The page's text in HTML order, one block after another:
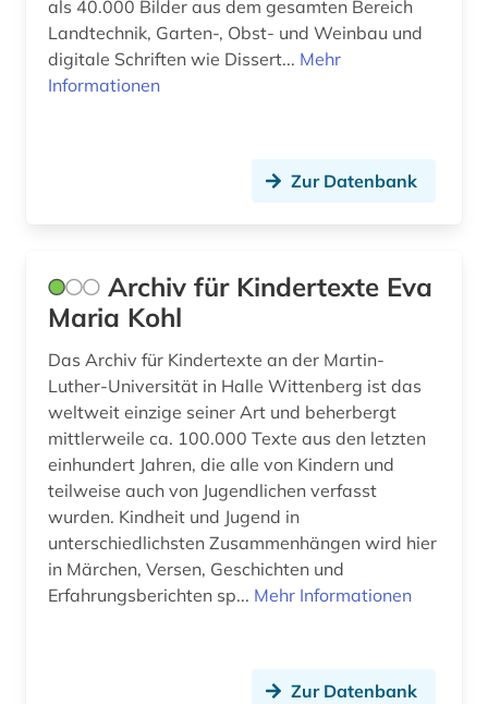
kunststoffverarbeitung (3)
lagerstättenkunde (1)
landwirtschaftliches gebäude (1)
laufrollen (1)
lebensmittel (1)
linearführungen (1)
luftfahrt (2)
luftfahrttechnik (4)
maritim (1)
maritime dictionary (1)
maschinenbau (3)
materialwissenschaft (1)
als 40.000 Bilder aus dem gesamten Bereich
Landtechnik, Garten-, Obst- und Weinbau und
digitale Schriften wie Dissert... Mehr
Informationen
Zur Datenbank
Archiv für Kindertexte Eva
Maria Kohl
Das Archiv für Kindertexte an der Martin-
Luther-Universität in Halle Wittenberg ist das
weltweit einzige seiner Art und beherbergt
mittlerweile ca. 100.000 Texte aus den letzten
einhundert Jahren, die alle von Kindern und
teilweise auch von Jugendlichen verfasst
wurden. Kindheit und Jugend in
unterschiedlichsten Zusammenhängen wird hier
in Märchen, Versen, Geschichten und
Erfahrungsberichten sp... Mehr Informationen
Zur Datenbank